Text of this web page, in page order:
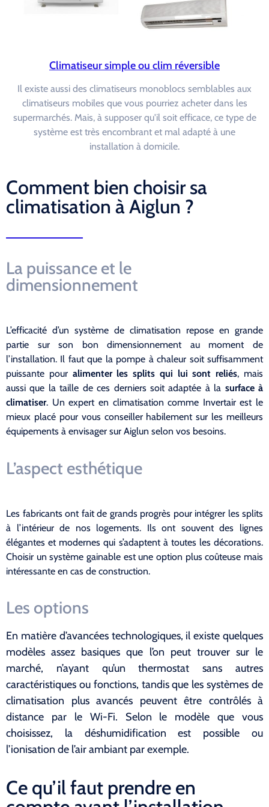
Climatiseur simple ou clim réversible
Il existe aussi des climatiseurs monoblocs semblables aux
climatiseurs mobiles que vous pourriez acheter dans les
supermarchés. Mais, à supposer qu'il soit efficace, ce type de
système est très encombrant et mal adapté à une
installation à domicile.
Comment bien choisir sa
climatisation à Aiglun ?
La puissance et le
dimensionnement
L’efficacité d’un système de climatisation repose en grande
partie sur son bon dimensionnement au moment de
l’installation. Il faut que la pompe à chaleur soit suffisamment
puissante pour alimenter les splits qui lui sont reliés, mais
aussi que la taille de ces derniers soit adaptée à la surface à
climatiser. Un expert en climatisation comme Invertair est le
mieux placé pour vous conseiller habilement sur les meilleurs
équipements à envisager sur Aiglun selon vos besoins.
L’aspect esthétique
Les fabricants ont fait de grands progrès pour intégrer les splits
à l’intérieur de nos logements. Ils ont souvent des lignes
élégantes et modernes qui s’adaptent à toutes les décorations.
Choisir un système gainable est une option plus coûteuse mais
intéressante en cas de construction.
Les options
En matière d’avancées technologiques, il existe quelques
modèles assez basiques que l’on peut trouver sur le
marché, n’ayant qu’un thermostat sans autres
caractéristiques ou fonctions, tandis que les systèmes de
climatisation plus avancés peuvent être contrôlés à
distance par le Wi-Fi. Selon le modèle que vous
choisissez, la déshumidification est possible ou
l’ionisation de l’air ambiant par exemple.
Ce qu’il faut prendre en